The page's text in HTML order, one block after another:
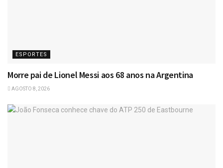
ESPORTES
Morre pai de Lionel Messi aos 68 anos na Argentina
AGOSTO 8, 2026